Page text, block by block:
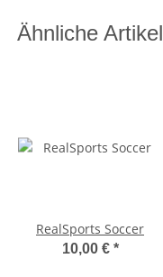
Ähnliche Artikel
RealSports Soccer
10,00 € *